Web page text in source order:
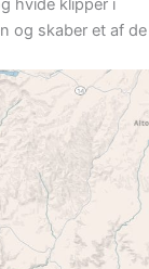
hvide klipper i
og skaber et af de